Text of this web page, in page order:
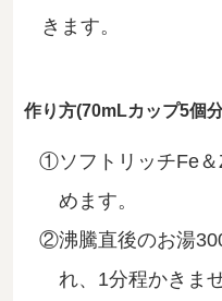
きます。
作り方(70mLカップ5個
ソフトリッチFe
めます。
沸騰直後のお湯
れ、1分程かきま